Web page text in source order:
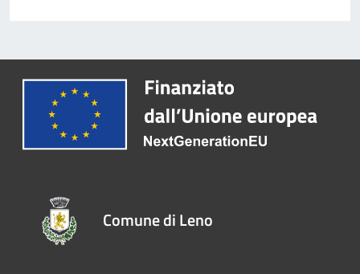
Comune di Leno